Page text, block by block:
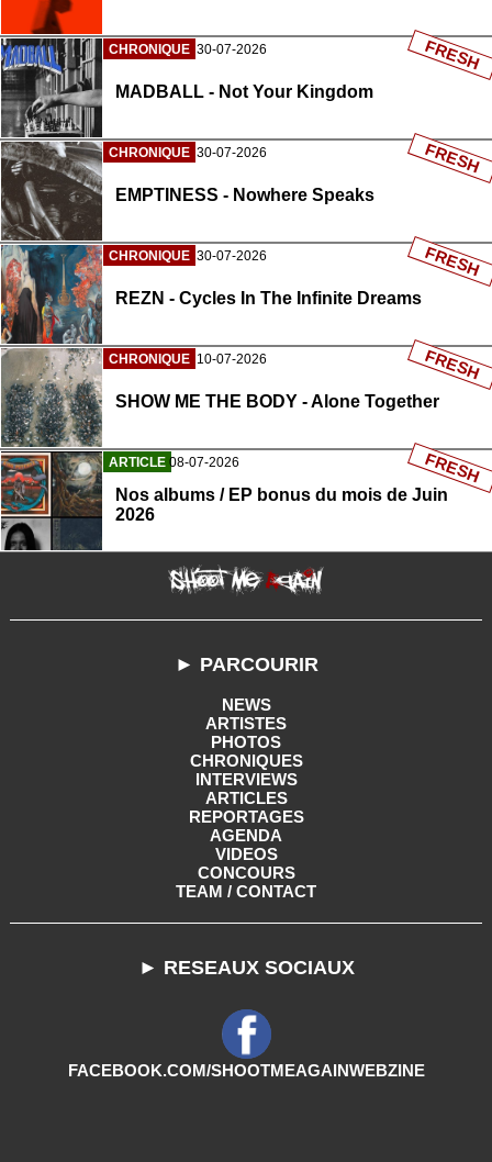
CHRONIQUE 30-07-2026
MADBALL - Not Your Kingdom
FRESH
CHRONIQUE 30-07-2026
EMPTINESS - Nowhere Speaks
FRESH
CHRONIQUE 30-07-2026
REZN - Cycles In The Infinite Dreams
FRESH
CHRONIQUE 10-07-2026
SHOW ME THE BODY - Alone Together
FRESH
ARTICLE 08-07-2026
Nos albums / EP bonus du mois de Juin
2026
FRESH
► PARCOURIR
NEWS
ARTISTES
PHOTOS
CHRONIQUES
INTERVIEWS
ARTICLES
REPORTAGES
AGENDA
VIDEOS
CONCOURS
TEAM / CONTACT
► RESEAUX SOCIAUX
FACEBOOK.COM/SHOOTMEAGAINWEBZINE